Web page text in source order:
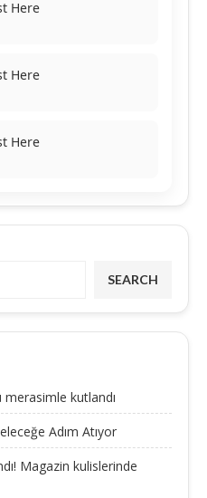
Here
Here
Here
SEARCH
merasimle kutlandı
Adım Atıyor
Magazin kulislerinde